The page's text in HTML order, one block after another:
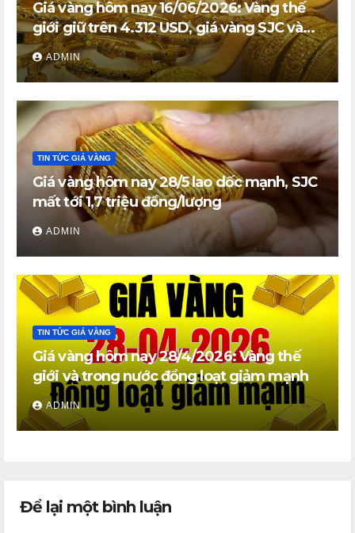
Giá vàng hôm nay 16/06/2026: Vàng thế
giới giữ trên 4.312 USD, giá vàng SJC và
vàng nhẫn trong nước đi ngang
ADMIN
TIN TỨC GIÁ VÀNG
Giá vàng hôm nay 28/5 lao dốc mạnh, SJC
mất tới 1,7 triệu đồng/lượng
ADMIN
TIN TỨC GIÁ VÀNG
Giá vàng hôm nay 28/4/2026: Vàng thế
giới và trong nước đồng loạt giảm mạnh
ADMIN
Để lại một bình luận